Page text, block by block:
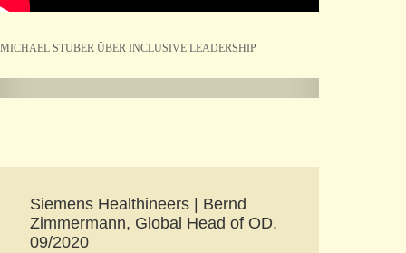
MICHAEL STUBER ÜBER INCLUSIVE LEADERSHIP
Siemens Healthineers | Bernd
Zimmermann, Global Head of OD,
09/2020